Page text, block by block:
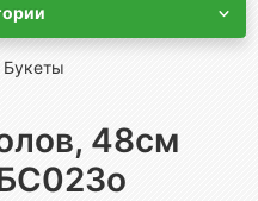
Букеты
48см